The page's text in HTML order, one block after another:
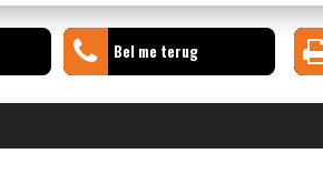
Bel me terug